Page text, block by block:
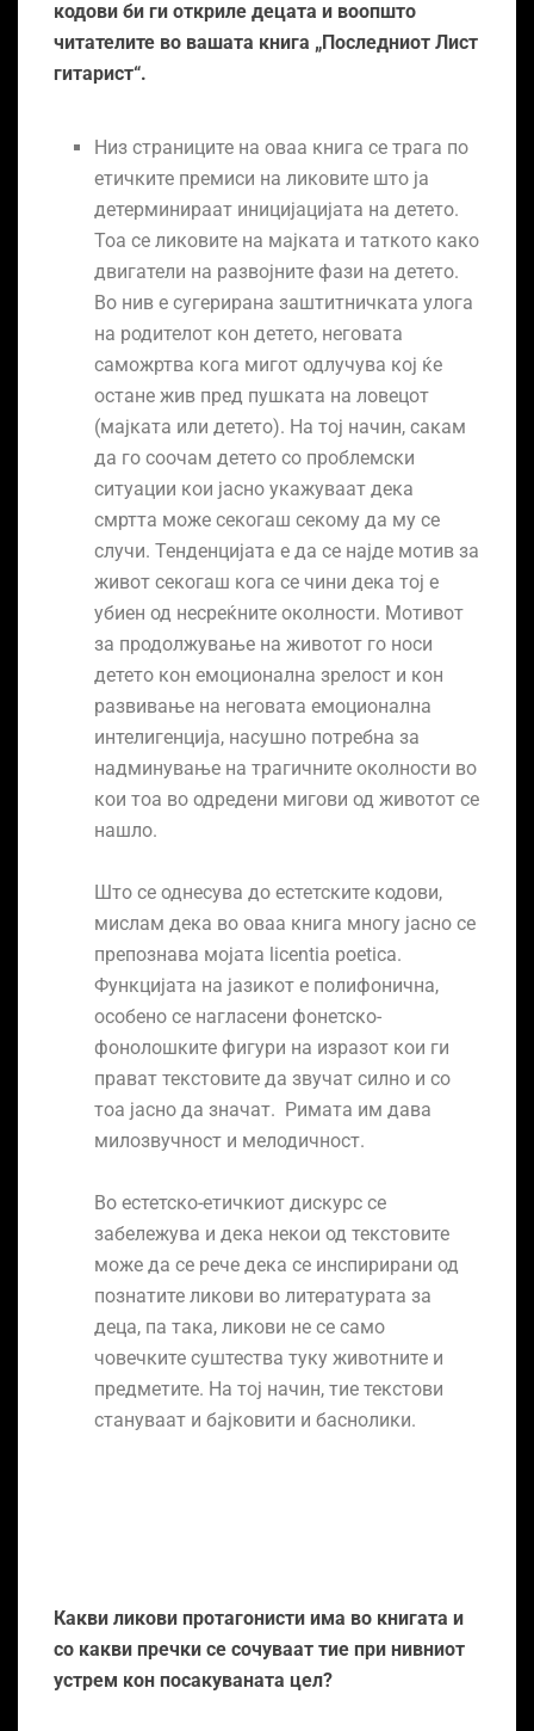
кодови би ги откриле децата и воопшто
читателите во вашата книга „Последниот Лист
гитарист“.
Низ страниците на оваа книга се трага по
етичките премиси на ликовите што ја
детерминираат иницијацијата на детето.
Тоа се ликовите на мајката и таткото како
двигатели на развојните фази на детето.
Во нив е сугерирана заштитничката улога
на родителот кон детето, неговата
саможртва кога мигот одлучува кој ќе
остане жив пред пушката на ловецот
(мајката или детето). На тој начин, сакам
да го соочам детето со проблемски
ситуации кои јасно укажуваат дека
смртта може секогаш секому да му се
случи. Тенденцијата е да се најде мотив за
живот секогаш кога се чини дека тој е
убиен од несреќните околности. Мотивот
за продолжување на животот го носи
детето кон емоционална зрелост и кон
развивање на неговата емоционална
интелигенција, насушно потребна за
надминување на трагичните околности во
кои тоа во одредени мигови од животот се
нашло.
Што се однесува до естетските кодови,
мислам дека во оваа книга многу јасно се
препознава мојата licentia poetica.
Функцијата на јазикот е полифонична,
особено се нагласени фонетско-
фонолошките фигури на изразот кои ги
прават текстовите да звучат силно и со
тоа јасно да значат. Римата им дава
милозвучност и мелодичност.
Во естетско-етичкиот дискурс се
забележува и дека некои од текстовите
може да се рече дека се инспирирани од
познатите ликови во литературата за
деца, па така, ликови не се само
човечките суштества туку животните и
предметите. На тој начин, тие текстови
стануваат и бајковити и баснолики.
Какви ликови протагонисти има во книгата и
со какви пречки се сочуваат тие при нивниот
устрем кон посакуваната цел?